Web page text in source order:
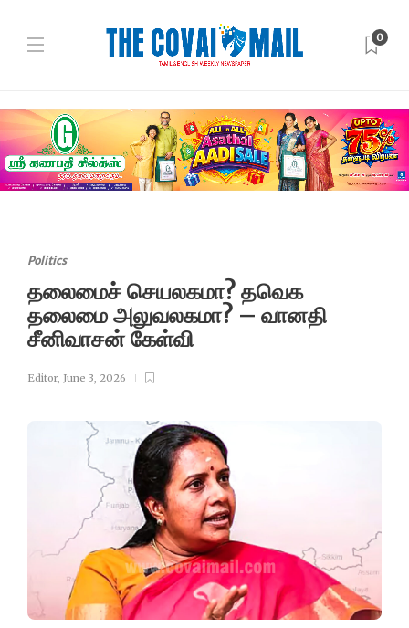
0
Politics
தலைமைச் செயலகமா? தவெக
தலைமை அலுவலகமா? – வானதி
சீனிவாசன் கேள்வி
Editor, June 3, 2026